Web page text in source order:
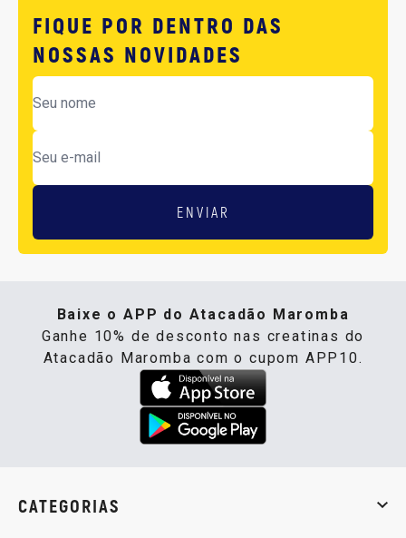
FIQUE POR DENTRO DAS
NOSSAS NOVIDADES
ENVIAR
Baixe o APP do Atacadão Maromba
Ganhe 10% de desconto nas creatinas do
Atacadão Maromba com o cupom APP10.
CATEGORIAS